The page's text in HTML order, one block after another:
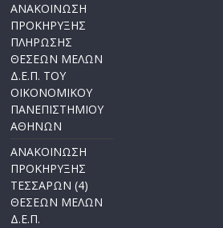
ΑΝΑΚΟΙΝΩΣΗ
ΠΡΟΚΗΡΥΞΗΣ
ΠΛΗΡΩΣΗΣ
ΘΕΣΕΩΝ ΜΕΛΩΝ
Δ.Ε.Π. ΤΟΥ
ΟΙΚΟΝΟΜΙΚΟΥ
ΠΑΝΕΠΙΣΤΗΜΙΟΥ
ΑΘΗΝΩΝ
ΑΝΑΚΟΙΝΩΣΗ
ΠΡΟΚΗΡΥΞΗΣ
ΤΕΣΣΑΡΩΝ (4)
ΘΕΣΕΩΝ ΜΕΛΩΝ
Δ.Ε.Π.